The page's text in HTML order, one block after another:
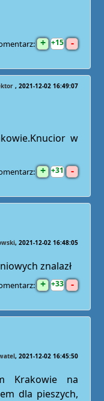
+ 15 -
2021-12-02 16:49:07
w
+ 31 -
2021-12-02 16:48:05
znalazł
+ 33 -
2021-12-02 16:45:50
Krakowie na
dla pieszych,